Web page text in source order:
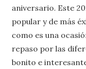
aniversario. Este
popular y de más
como es una
repaso por las
bonito e